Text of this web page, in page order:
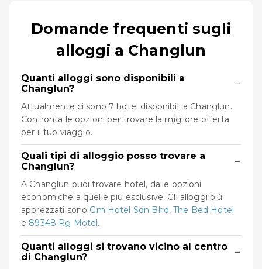
Domande frequenti sugli
alloggi a Changlun
Quanti alloggi sono disponibili a
Changlun?
−
Attualmente ci sono 7 hotel disponibili a Changlun.
Confronta le opzioni per trovare la migliore offerta
per il tuo viaggio.
Quali tipi di alloggio posso trovare a
Changlun?
−
A Changlun puoi trovare hotel, dalle opzioni
economiche a quelle più esclusive. Gli alloggi più
apprezzati sono Gm Hotel Sdn Bhd,The Bed Hotel
e 89348 Rg Motel.
Quanti alloggi si trovano vicino al centro
di Changlun?
−